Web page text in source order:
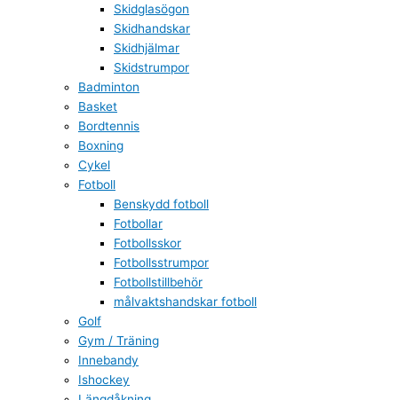
Skidglasögon
Skidhandskar
Skidhjälmar
Skidstrumpor
Badminton
Basket
Bordtennis
Boxning
Cykel
Fotboll
Benskydd fotboll
Fotbollar
Fotbollsskor
Fotbollsstrumpor
Fotbollstillbehör
målvaktshandskar fotboll
Golf
Gym / Träning
Innebandy
Ishockey